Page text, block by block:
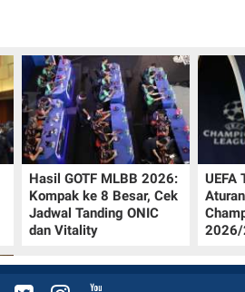
Hasil GOTF MLBB 2026:
Kompak ke 8 Besar, Cek
Jadwal Tanding ONIC
dan Vitality
UEFA
2026/